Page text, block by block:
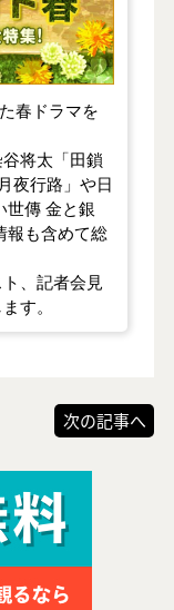
春ドラマを
将太「田鎖
夜行路」や日
世傳 金と銀
報も含めて総
、記者会見
す。
次の記事へ